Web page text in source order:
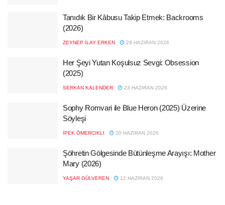
Tanıdık Bir Kâbusu Takip Etmek: Backrooms
(2026)
ZEYNEP İLAY ERKEN 29 HAZIRAN 2026
Her Şeyi Yutan Koşulsuz Sevgi: Obsession
(2025)
SERKAN KALENDER 23 HAZIRAN 2026
Sophy Romvari ile Blue Heron (2025) Üzerine
Söyleşi
İPEK ÖMERCIKLI 20 HAZIRAN 2026
Şöhretin Gölgesinde Bütünleşme Arayışı: Mother
Mary (2026)
YAŞAR GÜLVEREN 12 HAZIRAN 2026